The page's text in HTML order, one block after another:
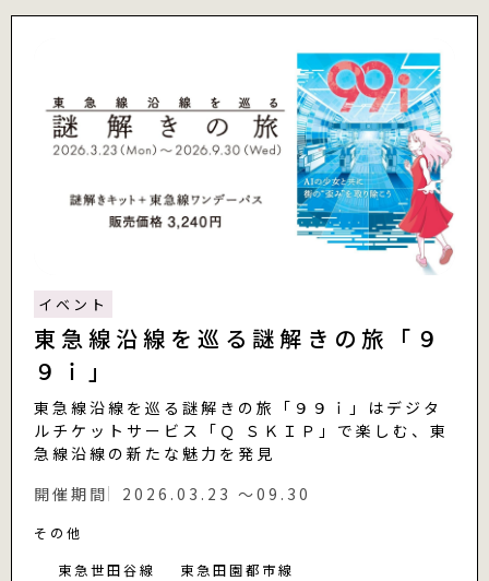
イベント
東急線沿線を巡る謎解きの旅「９
９ｉ」
東急線沿線を巡る謎解きの旅「９９ｉ」はデジタ
ルチケットサービス「Ｑ ＳＫＩＰ」で楽しむ、東
急線沿線の新たな魅力を発見
開催期間
2026.03.23 〜09.30
その他
東急世田谷線
東急田園都市線